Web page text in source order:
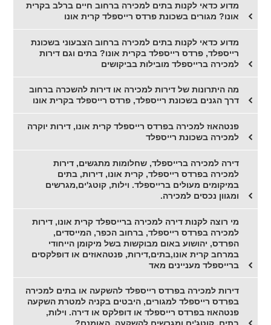
מדוע כדאי לקנות בתים למכירה ברחוב חיים ברלב בקרית
אונו? מגורים בשכונת פרדס רייספלד קרית אונו
מדוע כדאי לקנות בתים למכירה ברחוב הצבעוני בשכונת
רייספלד, פרדס רייספלד בקרית אונו? בתים וגם דירות
למכירה ברייספלד מובילות בביקושים
מה היתרונות של דירות למכירה או דירות להשכרה ברחוב
דרך הגנים בשכונת רייספלד, פרדס רייספלד בקרית אונו
פנטהאוז למכירה בפרדס רייספלד קרית אונו, דירות יוקרה
למכירה בשכונת רייספלד
דירה למכירה ברייספלד, שחלומות מתגשים, דירות
למכירה בפרדס רייספלד, קרית אונו, דירות, בתים
במיקומים מעולים ברייספלד. וילות, קוטג'ים,מגרשים
ומגוון נכסים למכירה.
מי רוצה לקנות דירה למכירה ברייספלד קרית אונו, דירות
למכירה בפרדס רייספלד, ברחוב הכפר, המייסדים,
הפרדס, יהושוע באום מבוקשות בשל מיקומן הייחודי
במרחב קרית אונו,בתים,דירות, פנטהאוזים או דופלקסים
ברייספלד מעניינים מאד
דירות למכירה בפרדס רייספלד להשקעה או בתים למכירה
בפרדס רייספלד למגורים, היבטים בקניה למטרת השקעה
פנטהאוז בפרדס רייספלד או דופלקס או דירה. וילות,